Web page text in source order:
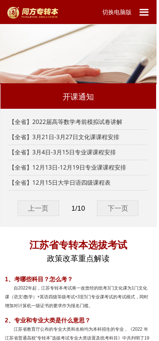
切换电脑版 끀
开课通知
【全省】2022届高等数学考前模拟试卷讲解
【全省】3月21日-3月27日文化课课程安排
【全省】3月4日-3月15日专业课课程安排
【全省】12月13日-12月19日专业课课程安排
【全省】12月15日大学日语四级课程表
上一页 下一页
1/10
江苏省专转本选拔考试
政策改革重点解读
1、考哪些科目？怎么考？
自2022年起，江苏专转本考试将一改曾经的统考3门文化课为1门文化
课（语文\数学）+英语四级等级考试+3至5门专业课考试的考试模式，同时
增加对计算机一级证书的要求作为报名门槛。
2、专业和专业大类是什么意思？
江苏省教育厅公布的专业大类和名称均为本科招生的专业，《2022 年
江苏省普通高校“专转本”选拔考试专业大类设置及统考科目》中共列明了19